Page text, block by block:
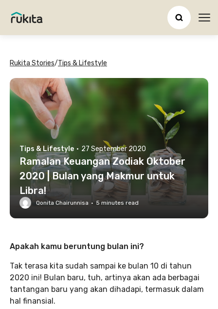
Rukita Stories/Tips & Lifestyle
Tips & Lifestyle · 27 September 2020
Ramalan Keuangan Zodiak Oktober
2020 | Bulan yang Makmur untuk
Libra!
Qonita Chairunnisa · 5 minutes read
Apakah kamu beruntung bulan ini?
Tak terasa kita sudah sampai ke bulan 10 di tahun
2020 ini! Bulan baru, tuh, artinya akan ada berbagai
tantangan baru yang akan dihadapi, termasuk dalam
hal finansial.